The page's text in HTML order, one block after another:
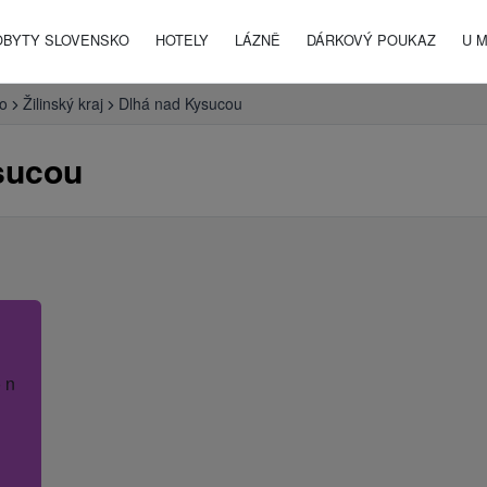
SLOVENSKO HOTELY LÁZNĚ DÁRKOVÝ POUKAZ U
Žilinský kraj Dlhá nad Kysucou
hotelu.